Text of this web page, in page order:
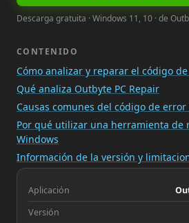
Descarga gratuita · Windows 11, 10 · de
CONTENIDO
Cómo analizar y reparar el código
Qué analiza Outbyte PC Repair
Causas comunes del código de error
Por qué utilizar una herramienta de
Windows
Información de la versión y
Aplicación
Versión